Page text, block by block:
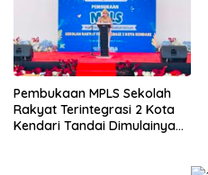
Pembukaan MPLS Sekolah
Rakyat Terintegrasi 2 Kota
Kendari Tandai Dimulainya